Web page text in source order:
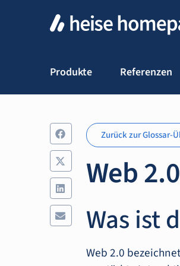
Produkte Referenzen
Zurück zur Glossar-
Web 2.0
Was ist
Web 2.0